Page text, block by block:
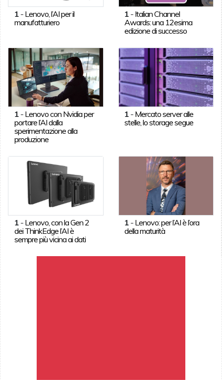
1- Lenovo, l’AI per il
manufatturiero
1 - Italian Channel
Awards: una 12esima
edizione di successo
1- Lenovo con Nvidia per
portare l’AI dalla
sperimentazione alla
produzione
1 - Mercato server alle
stelle, lo storage segue
1- Lenovo, con la Gen 2
dei ThinkEdge l’AI è
sempre più vicina ai dati
1 - Lenovo: per l’AI è l’ora
della maturità